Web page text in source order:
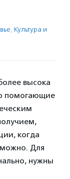
, Культура и
высока
помогающие
когда
Для
нужны